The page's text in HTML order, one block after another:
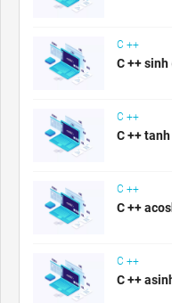
C ++
C ++
C ++
C ++
C ++
C ++
C ++
C ++